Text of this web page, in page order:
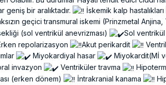
geniş bir aralıktadır.
İskemik kalp hastalıkları
geçici transmural iskemi (Prinzmetal
(sol ventrikül anevrizması)
Sol
repolarizasyon
Akut perikardit
Miyokardiyal hasar Miyokardit(Mİ
invazyon
Ventriküler travma
(erken dönem)
İntrakranial kanama